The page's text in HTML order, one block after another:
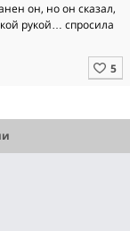
он, но он сказал,
рукой… спросила